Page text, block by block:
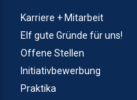
Karriere + Mitarbeit
Elf gute Gründe für uns!
Offene Stellen
Initiativbewerbung
Praktika